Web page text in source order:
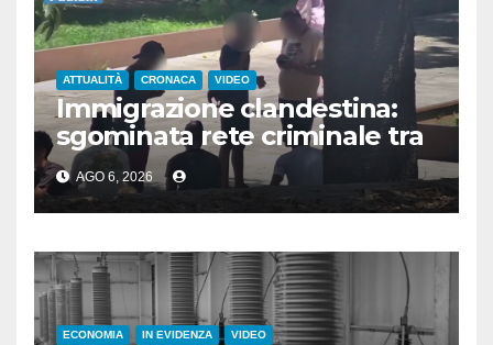
ATTUALITÀ CRONACA VIDEO
Immigrazione clandestina:
sgominata rete criminale tra
Algeria, Italia e Francia
AGO 6, 2026
ECONOMIA IN EVIDENZA VIDEO